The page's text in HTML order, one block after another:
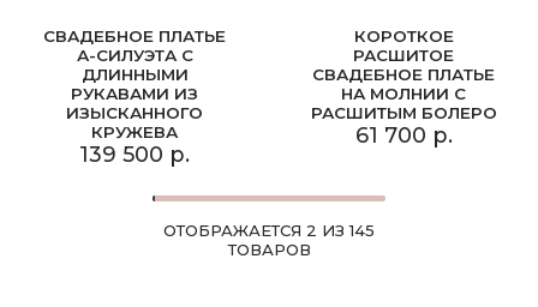
СВАДЕБНОЕ ПЛАТЬЕ
А-СИЛУЭТА С
ДЛИННЫМИ
РУКАВАМИ ИЗ
ИЗЫСКАННОГО
КРУЖЕВА
139 500 р.
КОРОТКОЕ
РАСШИТОЕ
СВАДЕБНОЕ ПЛАТЬЕ
НА МОЛНИИ С
РАСШИТЫМ БОЛЕРО
61 700 р.
ОТОБРАЖАЕТСЯ 2 ИЗ 145
ТОВАРОВ